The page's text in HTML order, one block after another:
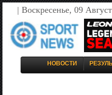
| Воскресенье, 09
НОВОСТИ